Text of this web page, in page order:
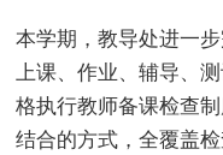
本学期，教导处进一
上课、作业、辅导、
格执行教师备课检查
结合的方式，全覆盖